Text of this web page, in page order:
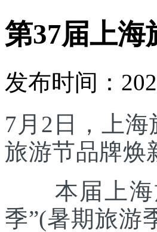
第37届上海
发布时间：
7月2日，上
旅游节品牌焕
本届上海
季”(暑期旅游